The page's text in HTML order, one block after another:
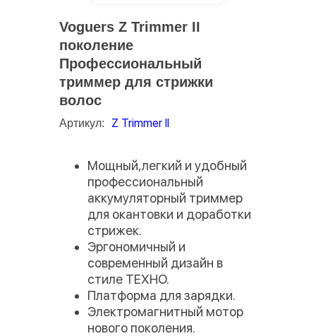
Voguers Z Trimmer II
поколение
Профессиональный
триммер для стрижки
волос
Артикул: Z Trimmer II
Мощный,легкий и удобный
профессиональный
аккумуляторный триммер
для окантовки и доработки
стрижек.
Эргономичный и
современный дизайн в
стиле ТЕХНО.
Платформа для зарядки.
Электромагнитный мотор
нового поколения.